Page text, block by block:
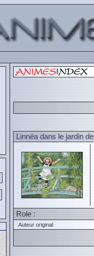
Linnéa dans le jardin
Role :
Auteur original